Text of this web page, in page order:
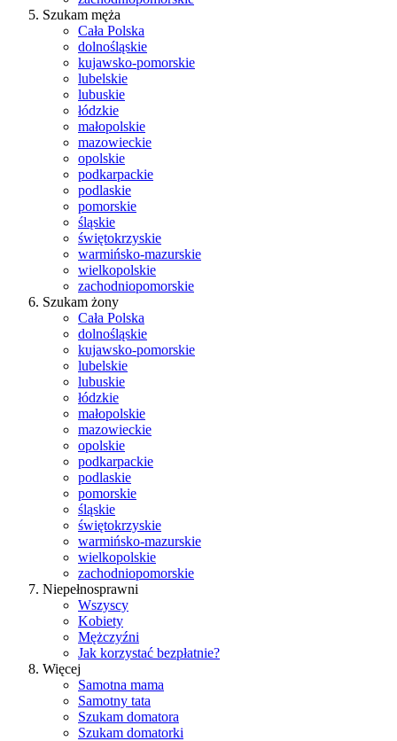
Szukam męża
Cała Polska
dolnośląskie
kujawsko-pomorskie
lubelskie
lubuskie
łódzkie
małopolskie
mazowieckie
opolskie
podkarpackie
podlaskie
pomorskie
śląskie
świętokrzyskie
warmińsko-mazurskie
wielkopolskie
zachodniopomorskie
Szukam żony
Cała Polska
dolnośląskie
kujawsko-pomorskie
lubelskie
lubuskie
łódzkie
małopolskie
mazowieckie
opolskie
podkarpackie
podlaskie
pomorskie
śląskie
świętokrzyskie
warmińsko-mazurskie
wielkopolskie
zachodniopomorskie
Niepełnosprawni
Wszyscy
Kobiety
Mężczyźni
Jak korzystać bezpłatnie?
Więcej
Samotna mama
Samotny tata
Szukam domatora
Szukam domatorki